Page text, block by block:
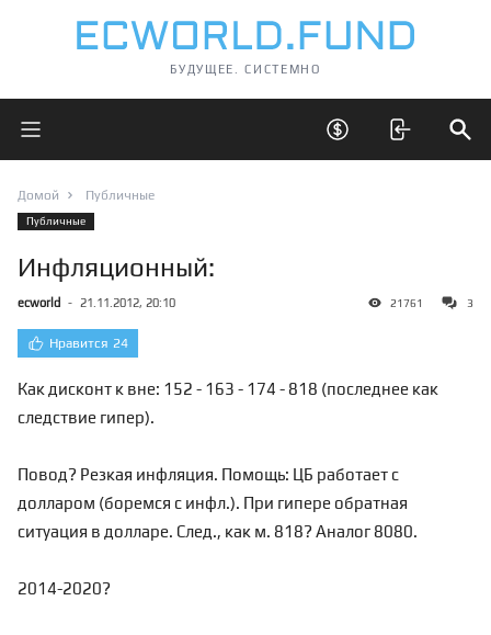
БУДУЩЕЕ. СИСТЕМНО
Открыть главное меню Открыть скрытые
Домой Публичные
Публичные
Инфляционный:
ecworld - 21.11.2012, 20:10 21761 3
Нравится 24
Как дисконт к вне: 152 - 163 - 174 - 818 (последнее как
следствие гипер).
Повод? Резкая инфляция. Помощь: ЦБ работает с
долларом (боремся с инфл.). При гипере обратная
ситуация в долларе. След., как м. 818? Аналог 8080.
2014-2020?